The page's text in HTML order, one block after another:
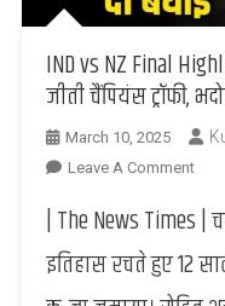
IND vs NZ Final
जीती चैंपियंस ट्रॉफी,
March 10, 2025
Leave A CommentOn
Vs
Final
| The News Times |
इतिहास रचते हुए 12